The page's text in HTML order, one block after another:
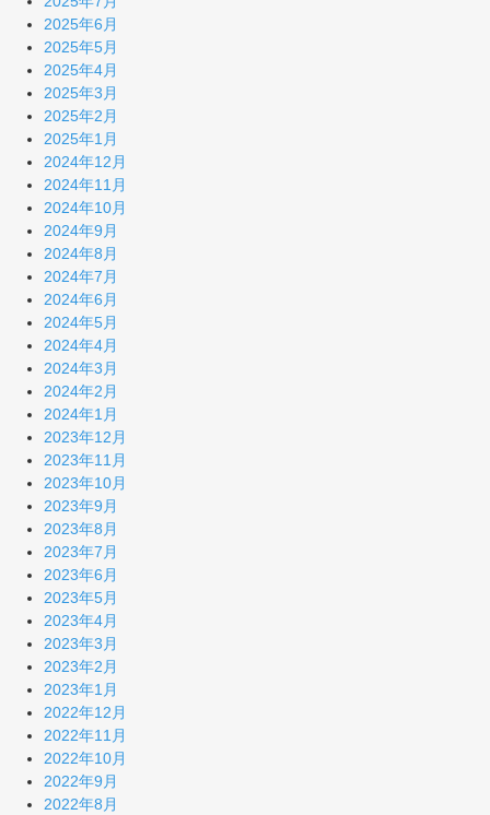
2025年6月
2025年5月
2025年4月
2025年3月
2025年2月
2025年1月
2024年12月
2024年11月
2024年10月
2024年9月
2024年8月
2024年7月
2024年6月
2024年5月
2024年4月
2024年3月
2024年2月
2024年1月
2023年12月
2023年11月
2023年10月
2023年9月
2023年8月
2023年7月
2023年6月
2023年5月
2023年4月
2023年3月
2023年2月
2023年1月
2022年12月
2022年11月
2022年10月
2022年9月
2022年8月